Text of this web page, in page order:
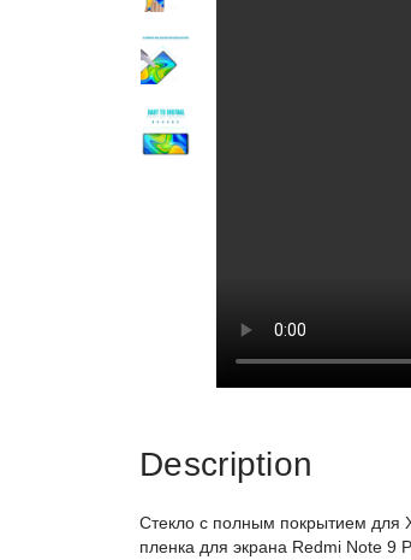
Description
Стекло с полным покрытием для
пленка для экрана Redmi Note 9